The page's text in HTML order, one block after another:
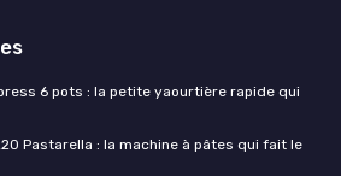
6 pots : la petite yaourtière rapide qui
Pastarella : la machine à pâtes qui fait le